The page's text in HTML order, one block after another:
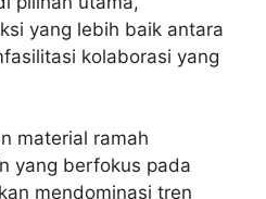
yang lebih baik antara
kolaborasi yang
material ramah
yang berfokus pada
mendominasi tren